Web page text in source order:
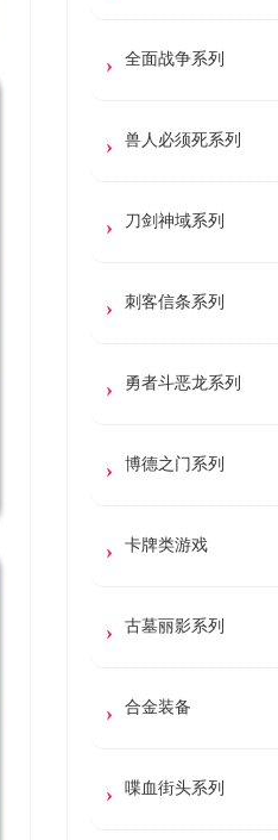
全面战争系列
兽人必须死系列
刀剑神域系列
刺客信条系列
勇者斗恶龙系列
博德之门系列
卡牌类游戏
古墓丽影系列
合金装备
喋血街头系列